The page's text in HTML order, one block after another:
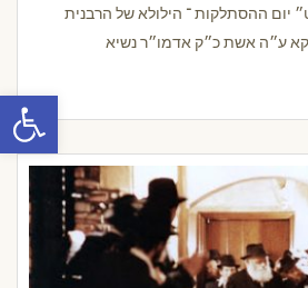
פתח
יום ההסתלקות ־ הילולא של הרבנית
ע״ה אשת כ״ק אדמו״ר נשיא